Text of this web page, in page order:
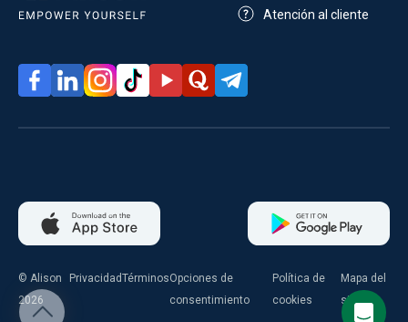
Atención al cliente
© Alison
2026
PrivacidadTérminosOpciones de
consentimiento
Política de
cookies
Mapa del
sitio